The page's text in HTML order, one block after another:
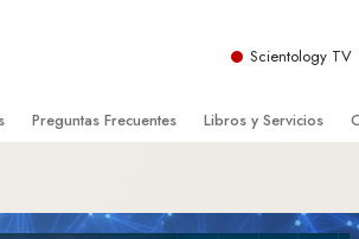
Scientology TV
Preguntas Frecuentes
Dentro de una Iglesia
Libros y Servicios
Audiolibros Las Dinámicas de la